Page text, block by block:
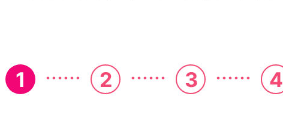
1 ...... 2 ...... 3 ...... 4